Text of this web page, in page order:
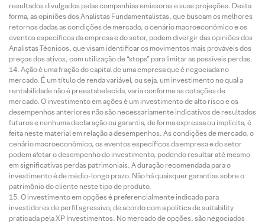
resultados divulgados pelas companhias emissoras e suas projeções. Desta
forma, as opiniões dos Analistas Fundamentalistas, que buscam os melhores
retornos dadas as condições de mercado, o cenário macroeconômico e os
eventos específicos da empresa e do setor, podem divergir das opiniões dos
Analistas Técnicos, que visam identificar os movimentos mais prováveis dos
preços dos ativos, com utilização de “stops” para limitar as possíveis perdas.
Ação é uma fração do capital de uma empresa que é negociada no
mercado. É um título de renda variável, ou seja, um investimento no qual a
rentabilidade não é preestabelecida, varia conforme as cotações de
mercado. O investimento em ações é um investimento de alto risco e os
desempenhos anteriores não são necessariamente indicativos de resultados
futuros e nenhuma declaração ou garantia, de forma expressa ou implícita, é
feita neste material em relação a desempenhos. As condições de mercado, o
cenário macroeconômico, os eventos específicos da empresa e do setor
podem afetar o desempenho do investimento, podendo resultar até mesmo
em significativas perdas patrimoniais. A duração recomendada para o
investimento é de médio-longo prazo. Não há quaisquer garantias sobre o
patrimônio do cliente neste tipo de produto.
O investimento em opções é preferencialmente indicado para
investidores de perfil agressivo, de acordo com a política de suitability
praticada pela XP Investimentos. No mercado de opções, são negociados